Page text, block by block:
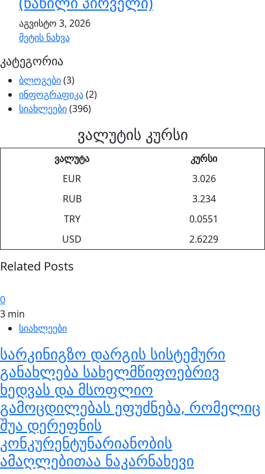
აგვისტო 3, 2026
მეტის ნახვა
კატეგორია
ბლოგები(3)
ინფოგრაფიკა(2)
სიახლეები(396)
ვალუტის კურსი
ვალუტა
კურსი
EUR
3.026
RUB
3.234
TRY
0.0551
USD
2.6229
Related Posts
0
3 min
სიახლეები
სარკინიგზო დარგის სისტემური
განახლება სახელმწიფოებრივ
ხედვას და მსოფლიო
გამოცდილებას ეფუძნება, რომელიც
შუა დერეფნის
კონკურენტუნარიანობის
ამაღლებითაა ნაკარნახევი